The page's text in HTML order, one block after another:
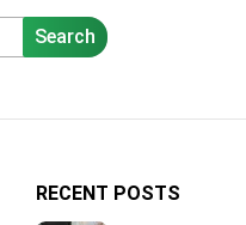
Search
RECENT POSTS